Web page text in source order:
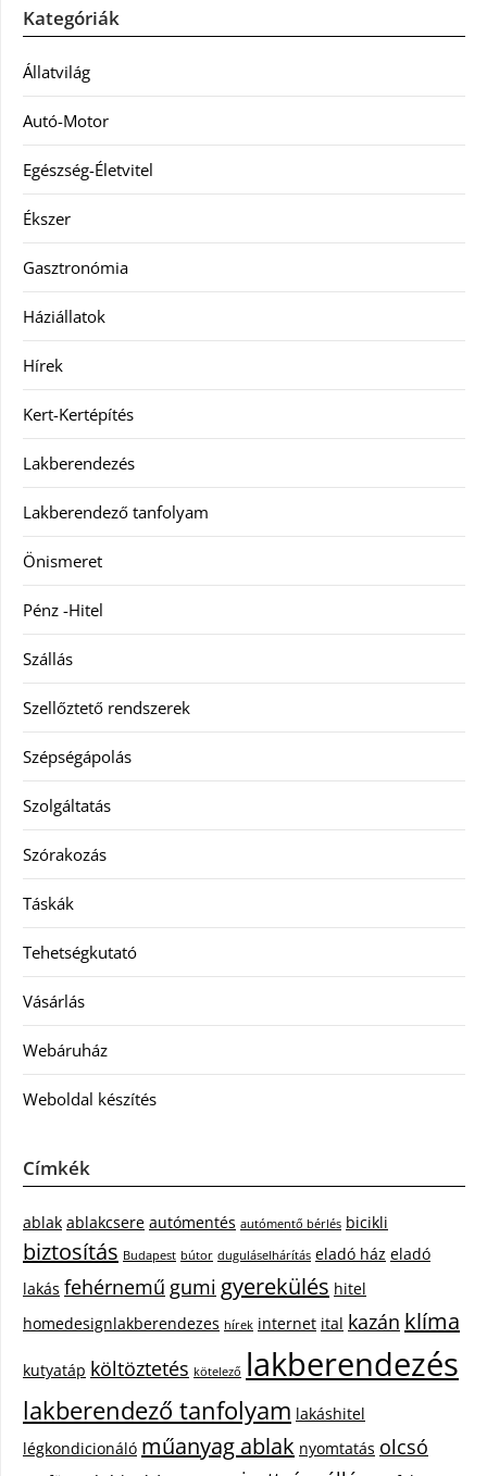
Kategóriák
Állatvilág
Autó-Motor
Egészség-Életvitel
Ékszer
Gasztronómia
Háziállatok
Hírek
Kert-Kertépítés
Lakberendezés
Lakberendező tanfolyam
Önismeret
Pénz -Hitel
Szállás
Szellőztető rendszerek
Szépségápolás
Szolgáltatás
Szórakozás
Táskák
Tehetségkutató
Vásárlás
Webáruház
Weboldal készítés
Címkék
ablak ablakcsere autómentés autómentő bérlés bicikli
biztosítás Budapest bútor duguláselhárítás eladó ház eladó
lakás fehérnemű gumi gyerekülés hitel
homedesignlakberendezes hírek internet ital kazán klíma
kutyatáp költöztetés kötelező lakberendezés
lakberendező tanfolyam lakáshitel
légkondicionáló műanyag ablak nyomtatás olcsó